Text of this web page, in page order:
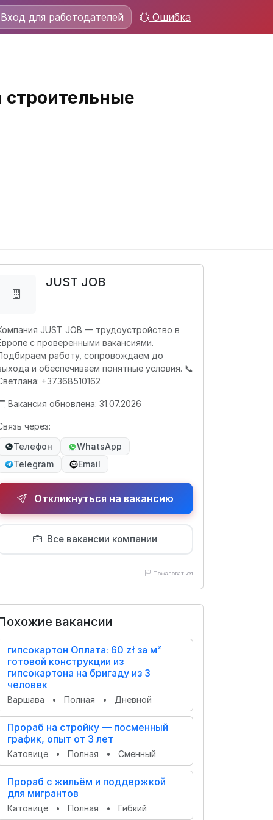
для работодателей Ошибка
строительные
JUST JOB
JUST JOB — трудоустройство в
с проверенными вакансиями.
работу, сопровождаем до
и обеспечиваем понятные условия. 📞
+37368510162
Вакансия обновлена: 31.07.2026
через:
Телефон
WhatsApp
Telegram
Email
Откликнуться на вакансию
Все вакансии компании
Пожаловаться
вакансии
гипсокартон Оплата: 60 zł за м²
готовой конструкции из
гипсокартона на бригаду из 3
человек
Варшава • Полная • Дневной
Прораб на стройку — посменный
график, опыт от 3 лет
Катовице • Полная • Сменный
Прораб с жильём и поддержкой
для мигрантов
Катовице • Полная • Гибкий